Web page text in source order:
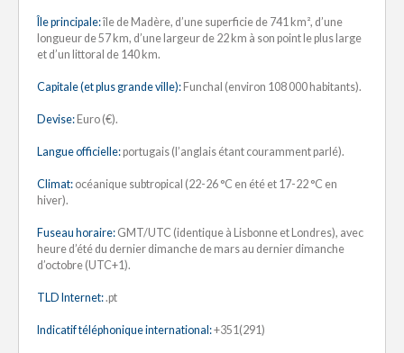
Île principale:île de Madère, d’une superficie de 741 km², d’une
longueur de 57 km, d’une largeur de 22 km à son point le plus large
et d’un littoral de 140 km.
Capitale (et plus grande ville):Funchal (environ 108 000 habitants).
Devise:Euro (€).
Langue officielle:portugais (l’anglais étant couramment parlé).
Climat: océanique subtropical (22-26 °C en été et 17-22 °C en
hiver).
Fuseau horaire: GMT/UTC (identique à Lisbonne et Londres), avec
heure d’été du dernier dimanche de mars au dernier dimanche
d’octobre (UTC+1).
TLD Internet:.pt
Indicatif téléphonique international:+351(291)